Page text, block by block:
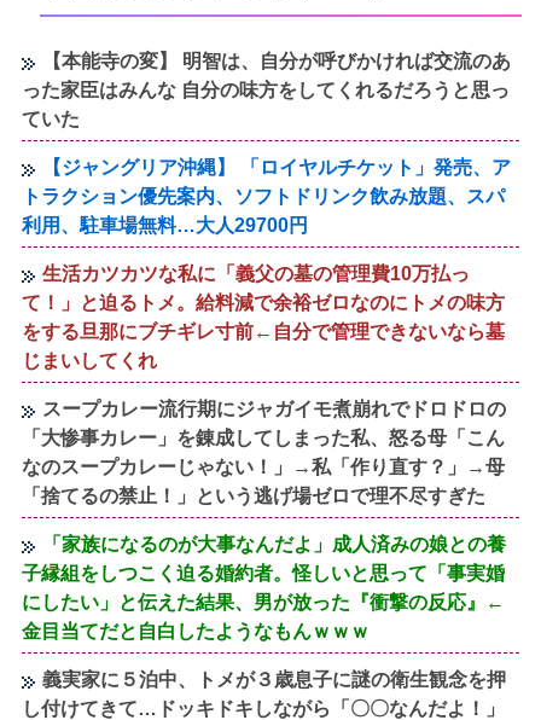
【本能寺の変】 明智は、自分が呼びかければ交流のあ
った家臣はみんな 自分の味方をしてくれるだろうと思っ
ていた
【ジャングリア沖縄】 「ロイヤルチケット」発売、ア
トラクション優先案内、ソフトドリンク飲み放題、スパ
利用、駐車場無料…大人29700円
生活カツカツな私に「義父の墓の管理費10万払っ
て！」と迫るトメ。給料減で余裕ゼロなのにトメの味方
をする旦那にブチギレ寸前←自分で管理できないなら墓
じまいしてくれ
スープカレー流行期にジャガイモ煮崩れでドロドロの
「大惨事カレー」を錬成してしまった私、怒る母「こん
なのスープカレーじゃない！」→私「作り直す？」→母
「捨てるの禁止！」という逃げ場ゼロで理不尽すぎた
「家族になるのが大事なんだよ」成人済みの娘との養
子縁組をしつこく迫る婚約者。怪しいと思って「事実婚
にしたい」と伝えた結果、男が放った『衝撃の反応』←
金目当てだと自白したようなもんｗｗｗ
義実家に５泊中、トメが３歳息子に謎の衛生観念を押
し付けてきて…ドッキドキしながら「〇〇なんだよ！」